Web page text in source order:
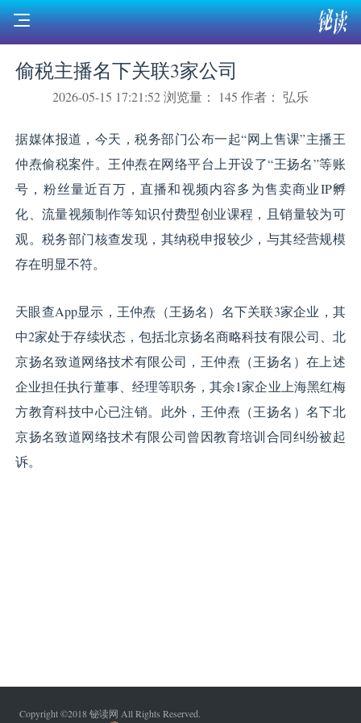
偷税主播名下关联3家公司
2026-05-15 17:21:52浏览量： 145 作者： 弘乐
据媒体报道，今天，税务部门公布一起“网上售课”主播王
仲焘偷税案件。王仲焘在网络平台上开设了“王扬名”等账
号，粉丝量近百万，直播和视频内容多为售卖商业IP孵
化、流量视频制作等知识付费型创业课程，且销量较为可
观。税务部门核查发现，其纳税申报较少，与其经营规模
存在明显不符。
天眼查App显示，王仲焘（王扬名）名下关联3家企业，其
中2家处于存续状态，包括北京扬名商略科技有限公司、北
京扬名致道网络技术有限公司，王仲焘（王扬名）在上述
企业担任执行董事、经理等职务，其余1家企业上海黑红梅
方教育科技中心已注销。此外，王仲焘（王扬名）名下北
京扬名致道网络技术有限公司曾因教育培训合同纠纷被起
诉。
Copyright ©2018 铋读网 All Rights Reserved.